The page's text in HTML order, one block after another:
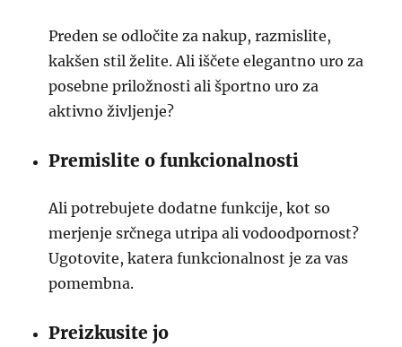
Preden se odločite za nakup, razmislite,
kakšen stil želite. Ali iščete elegantno uro za
posebne priložnosti ali športno uro za
aktivno življenje?
Premislite o funkcionalnosti
Ali potrebujete dodatne funkcije, kot so
merjenje srčnega utripa ali vodoodpornost?
Ugotovite, katera funkcionalnost je za vas
pomembna.
Preizkusite jo